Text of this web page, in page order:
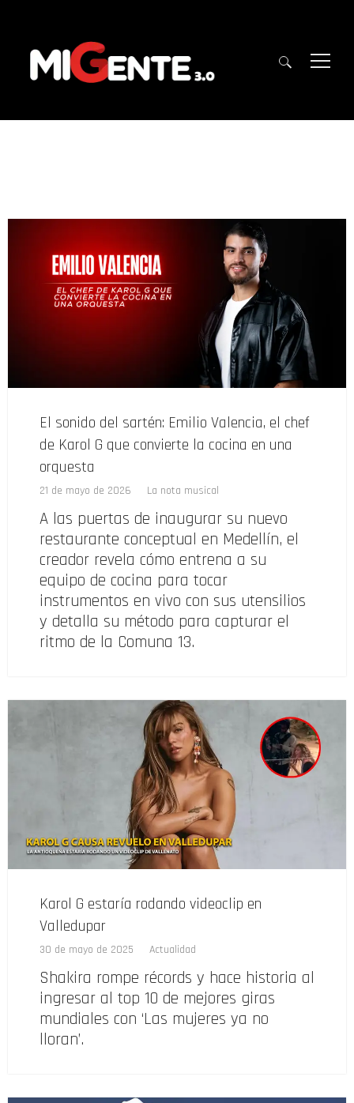
El sonido del sartén: Emilio Valencia, el chef
de Karol G que convierte la cocina en una
orquesta
21 de mayo de 2026 La nota musical
A las puertas de inaugurar su nuevo
restaurante conceptual en Medellín, el
creador revela cómo entrena a su
equipo de cocina para tocar
instrumentos en vivo con sus utensilios
y detalla su método para capturar el
ritmo de la Comuna 13.
Karol G estaría rodando videoclip en
Valledupar
30 de mayo de 2025 Actualidad
Shakira rompe récords y hace historia al
ingresar al top 10 de mejores giras
mundiales con ‘Las mujeres ya no
lloran’.